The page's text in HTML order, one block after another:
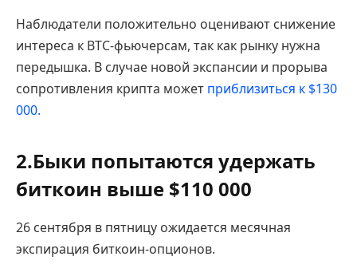
Наблюдатели положительно оценивают снижение
интереса к BTC-фьючерсам, так как рынку нужна
передышка. В случае новой экспансии и прорыва
сопротивления крипта может приблизиться к $130
000.
2.Быки попытаются удержать
биткоин выше $110 000
26 сентября в пятницу ожидается месячная
экспирация биткоин-опционов.